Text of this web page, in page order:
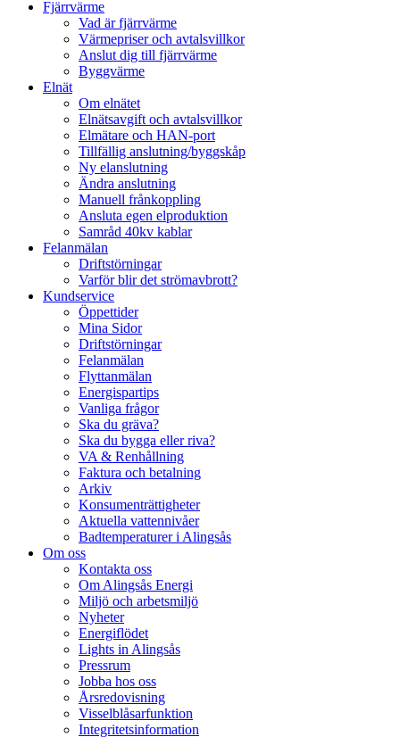
Fjärrvärme
Vad är fjärrvärme
Värmepriser och avtalsvillkor
Anslut dig till fjärrvärme
Byggvärme
Elnät
Om elnätet
Elnätsavgift och avtalsvillkor
Elmätare och HAN-port
Tillfällig anslutning/byggskåp
Ny elanslutning
Ändra anslutning
Manuell frånkoppling
Ansluta egen elproduktion
Samråd 40kv kablar
Felanmälan
Driftstörningar
Varför blir det strömavbrott?
Kundservice
Öppettider
Mina Sidor
Driftstörningar
Felanmälan
Flyttanmälan
Energispartips
Vanliga frågor
Ska du gräva?
Ska du bygga eller riva?
VA & Renhållning
Faktura och betalning
Arkiv
Konsumenträttigheter
Aktuella vattennivåer
Badtemperaturer i Alingsås
Om oss
Kontakta oss
Om Alingsås Energi
Miljö och arbetsmiljö
Nyheter
Energiflödet
Lights in Alingsås
Pressrum
Jobba hos oss
Årsredovisning
Visselblåsarfunktion
Integritetsinformation